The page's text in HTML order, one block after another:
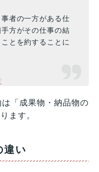
者の一方がある仕
方がその仕事の結
とを約することに
「成果物・納品物の
ます。
違い